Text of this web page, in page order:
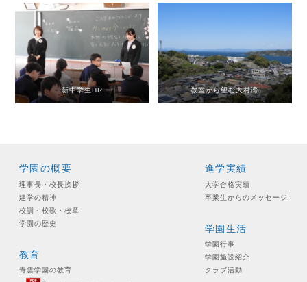
新中学生HR 教室から望む大村湾
学園の概要
理事長・校長挨拶
建学の精神
校訓・校歌・校章
学園の歴史
教育
青雲学園の教育
進学実績
大学合格実績
卒業生からのメッセージ
学園生活
学園行事
学園施設紹介
クラブ活動